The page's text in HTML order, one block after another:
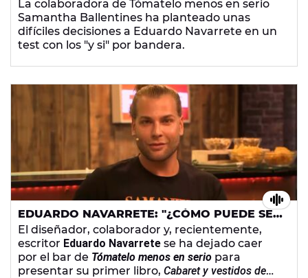
CON SU TEST
La colaboradora de Tómatelo menos en serio
Samantha Ballentines ha planteado unas
difíciles decisiones a Eduardo Navarrete en un
test con los "y si" por bandera.
EDUARDO NAVARRETE: "¿CÓMO PUEDE SER
QUE TENGA UN LIBRO Y NO TENGA
WIKIPEDIA?"
El diseñador, colaborador y, recientemente,
escritor Eduardo Navarrete se ha dejado caer
por el bar de Tómatelo menos en serio para
presentar su primer libro, Cabaret y vestidos de